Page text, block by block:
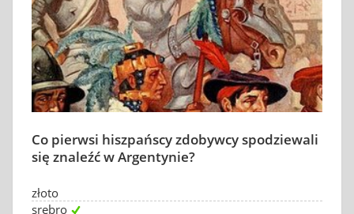
Co pierwsi hiszpańscy zdobywcy spodziewali
się znaleźć w Argentynie?
złoto
srebro